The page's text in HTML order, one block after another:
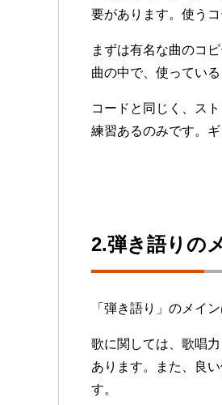
要があります。使う
まずは有名な曲のコ
曲の中で、使ってい
コードと同じく、ス
練習あるのみです。
2.弾き語りの
「弾き語り」のメイ
歌に関しては、歌唱
あります。また、良
す。